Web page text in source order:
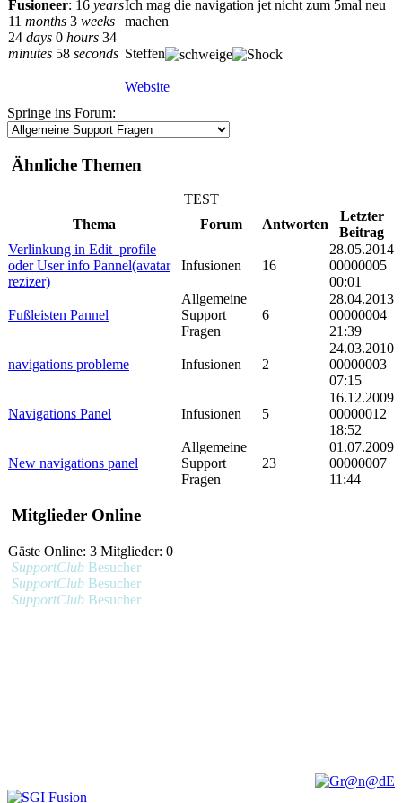
Fusioneer: 16 years
11 months 3 weeks
24 days 0 hours 34
minutes 58 seconds
Ich mag die navigation jet nicht zum 5mal neu
machen
Steffen
Website
Springe ins Forum:
Ähnliche Themen
TEST
Thema
Forum Antworten
Letzter
Beitrag
Verlinkung in Edit_profile
oder User info Pannel(avatar
rezizer)
Infusionen 16
28.05.2014
00000005
00:01
Fußleisten Pannel
Allgemeine
Support
Fragen
6
28.04.2013
00000004
21:39
navigations probleme Infusionen 2
24.03.2010
00000003
07:15
Navigations Panel Infusionen 5
16.12.2009
00000012
18:52
New navigations panel
Allgemeine
Support
Fragen
23
01.07.2009
00000007
11:44
Mitglieder Online
Gäste Online: 3 Mitglieder: 0
SupportClub Besucher
SupportClub Besucher
SupportClub Besucher